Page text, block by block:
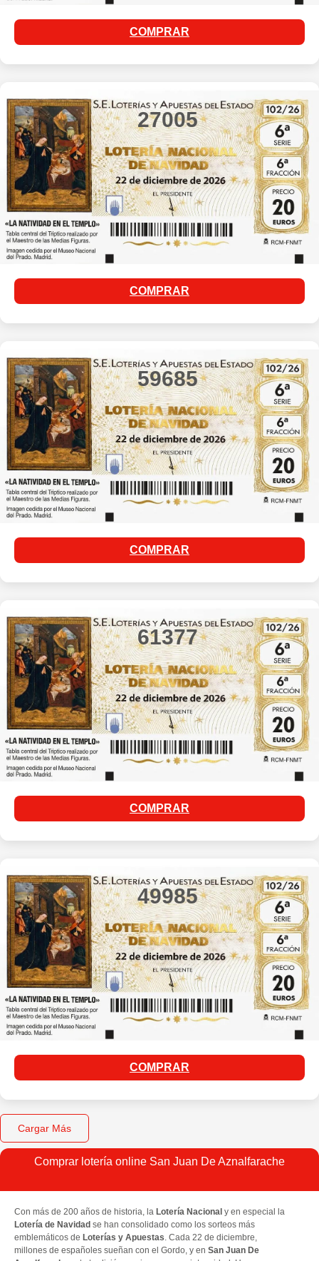
COMPRAR
27005
COMPRAR
59685
COMPRAR
61377
COMPRAR
49985
COMPRAR
Cargar Más
Comprar lotería online San Juan De Aznalfarache
Con más de 200 años de historia, la Lotería Nacional y en especial la
Lotería de Navidad se han consolidado como los sorteos más
emblemáticos de Loterías y Apuestas. Cada 22 de diciembre,
millones de españoles sueñan con el Gordo, y en San Juan De